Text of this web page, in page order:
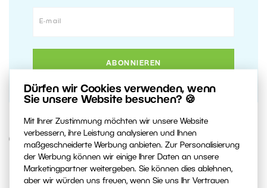
Dürfen wir Cookies verwenden, wenn
Sie unsere Website besuchen? 🍪
Mit Ihrer Zustimmung möchten wir unsere Website
verbessern, ihre Leistung analysieren und Ihnen
maßgeschneiderte Werbung anbieten. Zur Personalisierung
der Werbung können wir einige Ihrer Daten an unsere
Marketingpartner weitergeben. Sie können dies ablehnen,
aber wir würden uns freuen, wenn Sie uns Ihr Vertrauen
6. FEBRUAR 2018
0 Artikel teilen: